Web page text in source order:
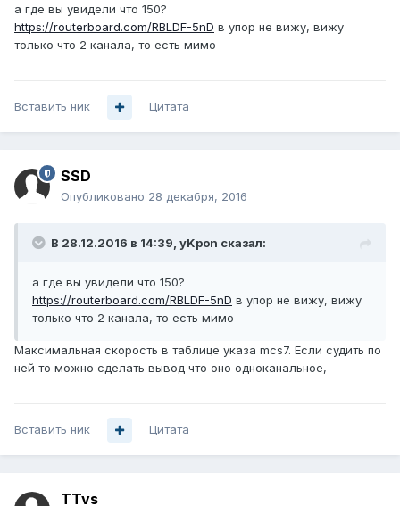
а где вы увидели что 150?
https://routerboard.com/RBLDF-5nD в упор не вижу, вижу
только что 2 канала, то есть мимо
Вставить ник Цитата
SSD
Опубликовано 28 декабря, 2016
В 28.12.2016 в 14:39, yKpon сказал:
а где вы увидели что 150?
https://routerboard.com/RBLDF-5nD в упор не вижу, вижу
только что 2 канала, то есть мимо
Максимальная скорость в таблице указа mcs7. Если судить по
ней то можно сделать вывод что оно одноканальное,
Вставить ник Цитата
TTvs